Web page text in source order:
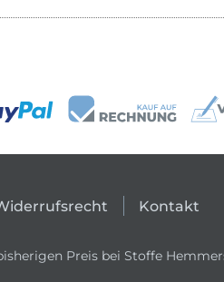
Kontakt
Preis bei Stoffe